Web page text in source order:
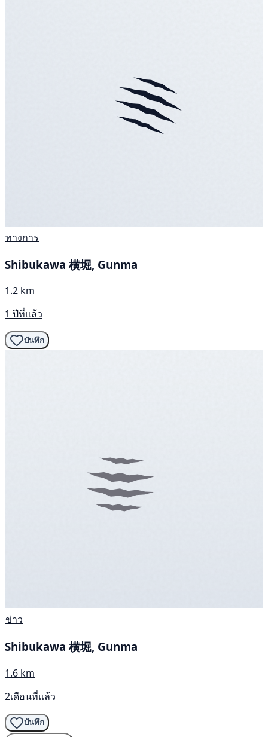
ทางการ
Shibukawa 横堀, Gunma
1.2 km
1 ปีที่แล้ว
บันทึก
ข่าว
Shibukawa 横堀, Gunma
1.6 km
2เดือนที่แล้ว
บันทึก